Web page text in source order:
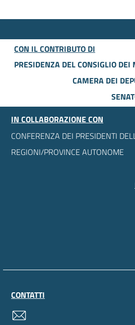
CON IL CONTRIBUTO DI
PRESIDENZA DEL CONSIGLIO DEI
CAMERA DEI
IN COLLABORAZIONE CON
CONFERENZA DEI PRESIDENTI
REGIONI/PROVINCE AUTONOME
CONTATTI